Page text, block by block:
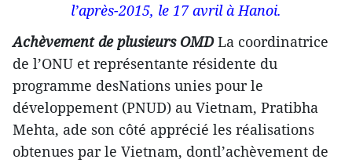
l’après-2015, le 17 avril à Hanoi.
Achèvement de plusieurs OMDLa coordinatrice
de l’ONU et représentante résidente du
programme desNations unies pour le
développement (PNUD) au Vietnam, Pratibha
Mehta, ade son côté apprécié les réalisations
obtenues par le Vietnam, dontl’achèvement de